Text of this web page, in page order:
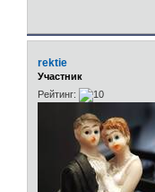
rektie
Участник
Рейтинг: